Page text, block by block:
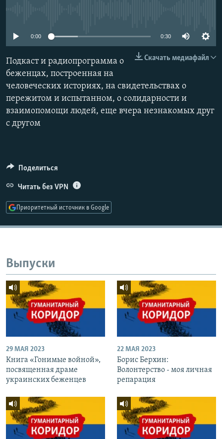
Все сайты РСЕ/РС
0:00 0:30
Скачать медиафайл
Подкаст и радиопрограмма о
беженцах, построенная на
человеческих историях, на свидетельствах о
пережитом и испытанном, о солидарности и
взаимопомощи людей, еще вчера незнакомых друг
с другом
Поделиться
Читать без VPN
Приоритетный источник в Google
Выпуски
29 МАЯ 2023
Книга «Гонимые войной»,
посвященная драме
украинских беженцев
22 МАЯ 2023
Борис Берхин:
Волонтерство - моя личная
репарация